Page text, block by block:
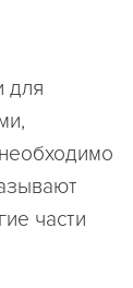
для
части